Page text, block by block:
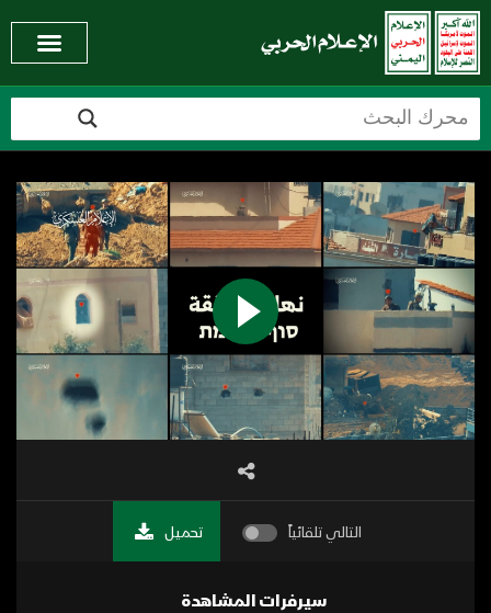
التالي تلقائياً تحميل
سيرفرات المشاهدة